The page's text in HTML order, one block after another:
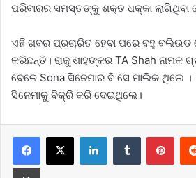
ପରିବାରର ସମସ୍ତଙ୍କୁ ଶକ୍ତ ଧକ୍କା ଲାଗିଥିବା
ଏହି ଖବର ପ୍ରଚାରିତ ହେବା ପରେ ବହୁ
କରିଛନ୍ତି। ରାଜୁ ଶାହଙ୍କର TA Shah ନାମକ
ବେଳେ Sona ସିନେମାର ବି ସେ ମାଲିକ ଥିଲେ
ସିନେମାକୁ ବିକ୍ରି କରି ଦେଇଥିଲେ।